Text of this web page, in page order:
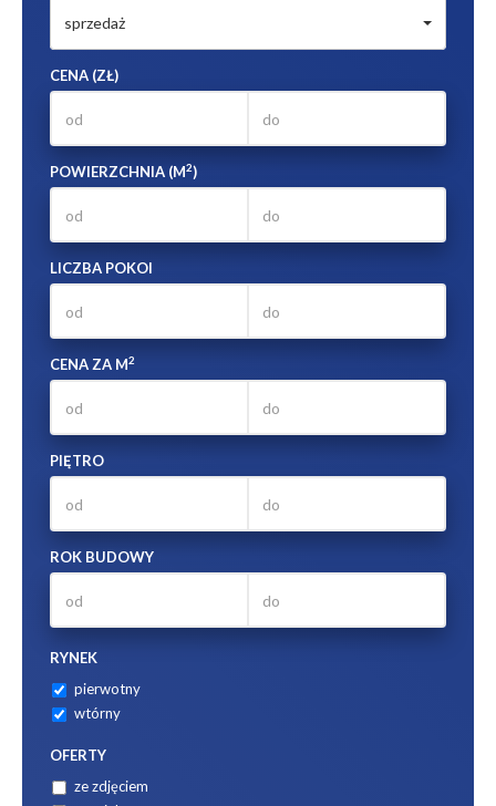
sprzedaż
CENA (ZŁ)
POWIERZCHNIA (M2)
LICZBA POKOI
CENA ZA M2
PIĘTRO
ROK BUDOWY
RYNEK
pierwotny
wtórny
OFERTY
ze zdjęciem